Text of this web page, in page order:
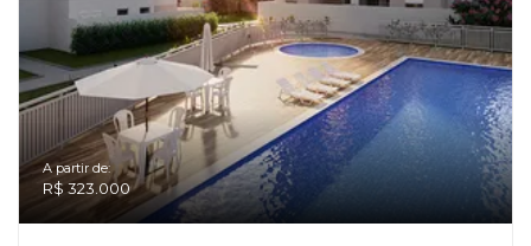
A partir de:
R$ 323.000